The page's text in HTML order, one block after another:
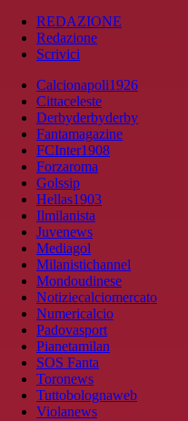
REDAZIONE
Redazione
Scrivici
Calcionapoli1926
Cittaceleste
Derbyderbyderby
Fantamagazine
FCInter1908
Forzaroma
Golssip
Hellas1903
Ilmilanista
Juvenews
Mediagol
Milanistichannel
Mondoudinese
Notiziecalciomercato
Numericalcio
Padovasport
Pianetamilan
SOS Fanta
Toronews
Tuttobolognaweb
Violanews